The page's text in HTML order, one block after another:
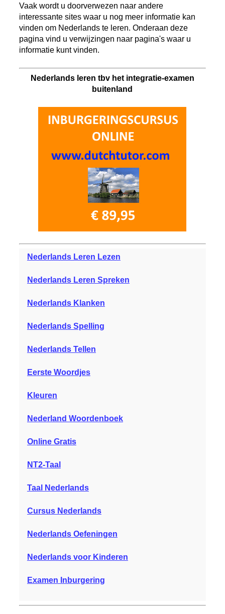
Vaak wordt u doorverwezen naar andere
interessante sites waar u nog meer informatie kan
vinden om Nederlands te leren. Onderaan deze
pagina vind u verwijzingen naar pagina's waar u
informatie kunt vinden.
Nederlands leren tbv het integratie-examen
buitenland
Nederlands Leren Lezen
Nederlands Leren Spreken
Nederlands Klanken
Nederlands Spelling
Nederlands Tellen
Eerste Woordjes
Kleuren
Nederland Woordenboek
Online Gratis
NT2-Taal
Taal Nederlands
Cursus Nederlands
Nederlands Oefeningen
Nederlands voor Kinderen
Examen Inburgering